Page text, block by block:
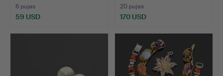
6 pujas
59 USD
20 pujas
170 USD